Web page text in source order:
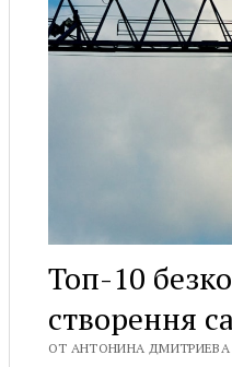
Топ-10
створення
ОТ АНТОНИНА ДМИТРИЕВА